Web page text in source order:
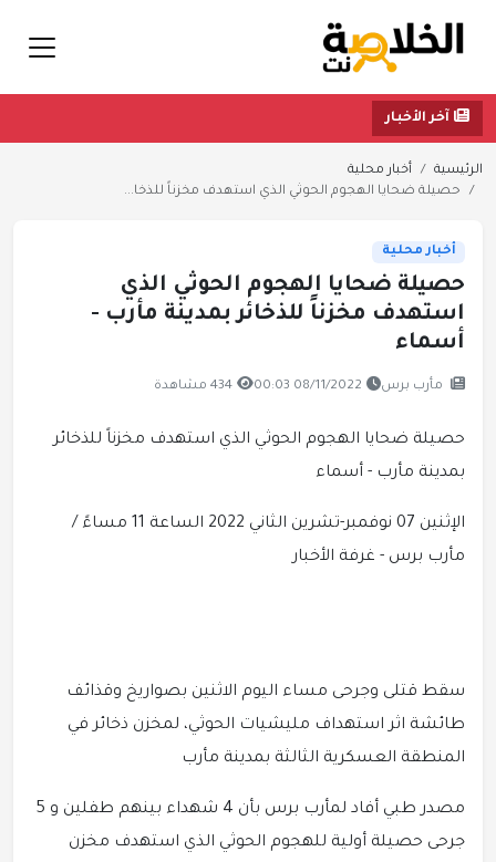
آخر الأخبار
الرئيسية
أخبار محلية
حصيلة ضحايا الهجوم الحوثي الذي استهدف مخزناً للذخا...
أخبار محلية
حصيلة ضحايا الهجوم الحوثي الذي
استهدف مخزناً للذخائر بمدينة مأرب -
أسماء
مأرب برس 08/11/2022 00:03 434 مشاهدة
حصيلة ضحايا الهجوم الحوثي الذي استهدف مخزناً للذخائر
بمدينة مأرب - أسماء
الإثنين 07 نوفمبر-تشرين الثاني 2022 الساعة 11 مساءً /
مأرب برس - غرفة الأخبار
سقط قتلى وجرحى مساء اليوم الاثنين بصواريخ وقذائف
طائشة اثر استهداف مليشيات الحوثي، لمخزن ذخائر في
المنطقة العسكرية الثالثة بمدينة مأرب
مصدر طبي أفاد لمأرب برس بأن 4 شهداء بينهم طفلين و 5
جرحى حصيلة أولية للهجوم الحوثي الذي استهدف مخزن